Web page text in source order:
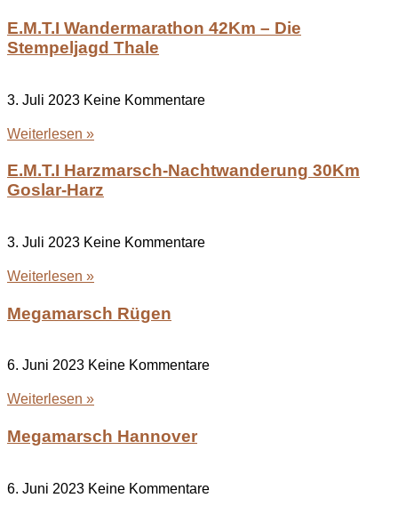
E.M.T.I Wandermarathon 42Km – Die
Stempeljagd Thale
3. Juli 2023 Keine Kommentare
Weiterlesen »
E.M.T.I Harzmarsch-Nachtwanderung 30Km
Goslar-Harz
3. Juli 2023 Keine Kommentare
Weiterlesen »
Megamarsch Rügen
6. Juni 2023 Keine Kommentare
Weiterlesen »
Megamarsch Hannover
6. Juni 2023 Keine Kommentare